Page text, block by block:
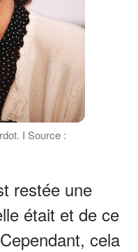
І Source :
restée une
était et de ce
cela